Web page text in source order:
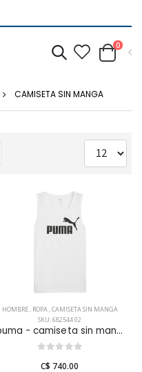
0
CAMISETA SIN MANGA
HOMBRE, ROPA,CAMISETA SIN MANGA
SKU: 682544 02
puma - camiseta sin manga ess no. 1 logo para hombre
C$ 740.00